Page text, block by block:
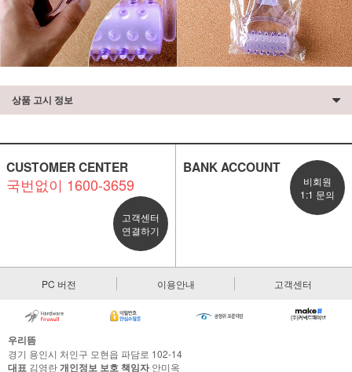
상품 고시 정보
CUSTOMER CENTER
국번없이 1600-3659
고객센터
연결하기
BANK ACCOUNT
비회원
1:1 문의
PC 버전 이용안내 고객센터
우리뜸
경기 용인시 처인구 모현읍 파담로 102-14
대표 김영란개인정보 보호 책임자안미옥